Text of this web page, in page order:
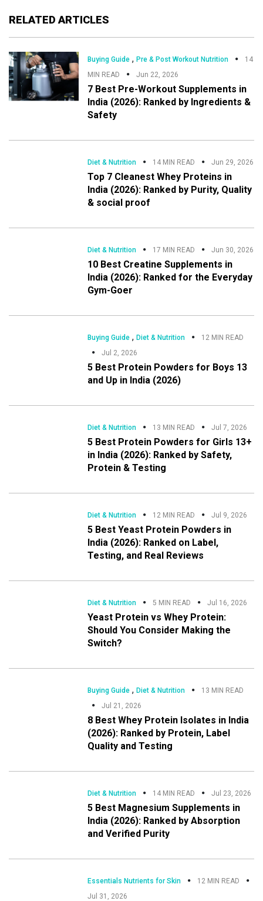
RELATED ARTICLES
Buying Guide ,Pre & Post Workout Nutrition
14
MIN READ
Jun 22, 2026
7 Best Pre-Workout Supplements in
India (2026): Ranked by Ingredients &
Safety
Diet & Nutrition 14 MIN READ Jun 29, 2026
Top 7 Cleanest Whey Proteins in
India (2026): Ranked by Purity, Quality
& social proof
Diet & Nutrition 17 MIN READ Jun 30, 2026
10 Best Creatine Supplements in
India (2026): Ranked for the Everyday
Gym-Goer
Buying Guide ,Diet & Nutrition
12 MIN READ
Jul 2, 2026
5 Best Protein Powders for Boys 13
and Up in India (2026)
Diet & Nutrition 13 MIN READ Jul 7, 2026
5 Best Protein Powders for Girls 13+
in India (2026): Ranked by Safety,
Protein & Testing
Diet & Nutrition 12 MIN READ Jul 9, 2026
5 Best Yeast Protein Powders in
India (2026): Ranked on Label,
Testing, and Real Reviews
Diet & Nutrition 5 MIN READ Jul 16, 2026
Yeast Protein vs Whey Protein:
Should You Consider Making the
Switch?
Buying Guide ,Diet & Nutrition
13 MIN READ
Jul 21, 2026
8 Best Whey Protein Isolates in India
(2026): Ranked by Protein, Label
Quality and Testing
Diet & Nutrition 14 MIN READ Jul 23, 2026
5 Best Magnesium Supplements in
India (2026): Ranked by Absorption
and Verified Purity
Essentials Nutrients for Skin
12 MIN READ
Jul 31, 2026